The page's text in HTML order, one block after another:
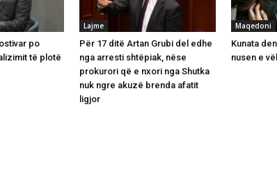
po
të plotë
Lajme
Për 17 ditë Artan Grubi del edhe
nga arresti shtëpiak, nëse
prokurori që e nxori nga Shutka
nuk ngre akuzë brenda afatit
ligjor
Maqedoni
Kunata
nusen e